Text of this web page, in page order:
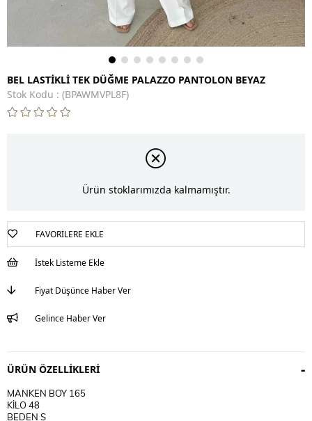
BEL LASTİKLİ TEK DÜĞME PALAZZO PANTOLON BEYAZ
Stok Kodu
(BPAWMVPL8F)
Ürün stoklarımızda kalmamıştır.
FAVORILERE EKLE
İstek Listeme Ekle
Fiyat Düşünce Haber Ver
Gelince Haber Ver
ÜRÜN ÖZELLIKLERI
MANKEN BOY 165
KİLO 48
BEDEN S